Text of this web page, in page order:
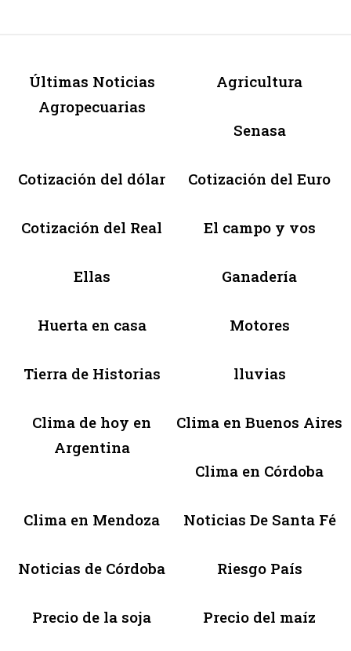
Últimas Noticias
Agropecuarias
Agricultura
Senasa
Cotización del dólar Cotización del Euro
Cotización del Real El campo y vos
Ellas Ganadería
Huerta en casa Motores
Tierra de Historias lluvias
Clima de hoy en
Argentina
Clima en Buenos Aires
Clima en Córdoba
Clima en Mendoza Noticias De Santa Fé
Noticias de Córdoba Riesgo País
Precio de la soja Precio del maíz